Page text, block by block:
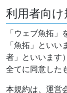
利用者向け
「ウェブ魚拓」
「魚拓」とい
者」といいます
全てに同意した
本規約は、運営